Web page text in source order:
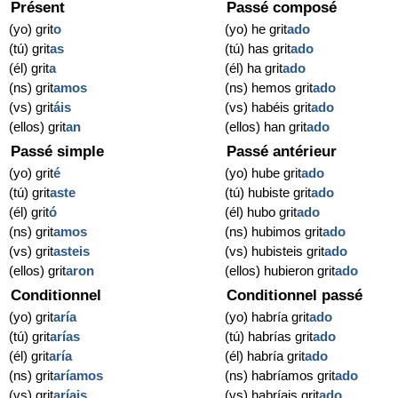
Présent
(yo) grito
(tú) gritas
(él) grita
(ns) gritamos
(vs) gritáis
(ellos) gritan
Passé composé
(yo) he gritado
(tú) has gritado
(él) ha gritado
(ns) hemos gritado
(vs) habéis gritado
(ellos) han gritado
Passé simple
(yo) grité
(tú) gritaste
(él) gritó
(ns) gritamos
(vs) gritasteis
(ellos) gritaron
Passé antérieur
(yo) hube gritado
(tú) hubiste gritado
(él) hubo gritado
(ns) hubimos gritado
(vs) hubisteis gritado
(ellos) hubieron gritado
Conditionnel
(yo) gritaría
(tú) gritarías
(él) gritaría
(ns) gritaríamos
Conditionnel passé
(yo) habría gritado
(tú) habrías gritado
(él) habría gritado
(ns) habríamos gritado